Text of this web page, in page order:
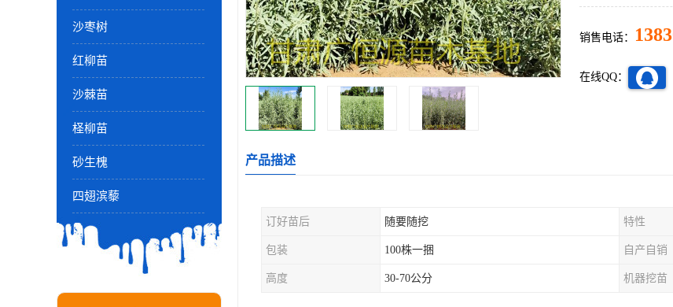
沙枣树
红柳苗
沙棘苗
柽柳苗
砂生槐
四翅滨藜
销售电话：
在线QQ：
产品描述
订好苗后 随要随挖 特性
包装 100株一捆 自产自销
高度 30-70公分 机器挖苗